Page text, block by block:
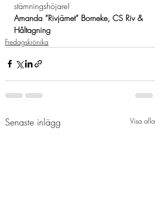
stämningshöjare!
Amanda ”Rivjärnet” Borneke, CS Riv &
Håltagning
Fredagskrönika
Senaste inlägg Visa alla